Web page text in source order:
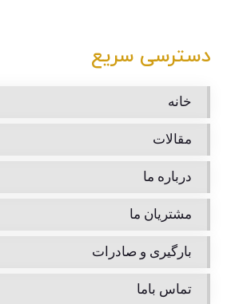
دسترسی سریع
خانه
مقالات
درباره ما
مشتریان ما
بارگیری و صادرات
تماس باما